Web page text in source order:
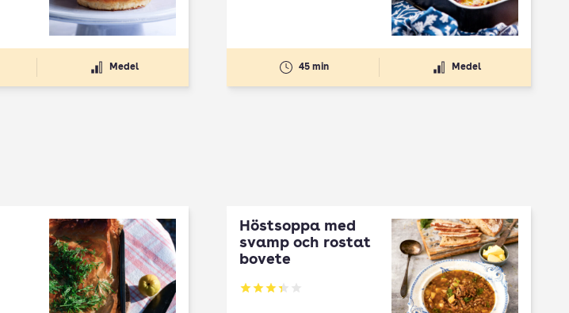
Medel 45 min Medel
Höstsoppa med
svamp och rostat
bovete
Betyg: 3.33 av 5